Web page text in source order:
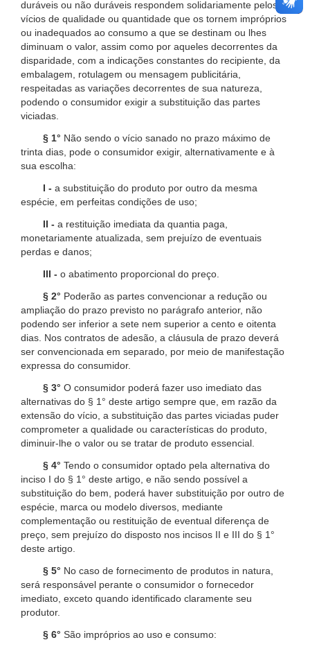
duráveis ou não duráveis respondem solidariamente pelos
vícios de qualidade ou quantidade que os tornem impróprios
ou inadequados ao consumo a que se destinam ou lhes
diminuam o valor, assim como por aqueles decorrentes da
disparidade, com a indicações constantes do recipiente, da
embalagem, rotulagem ou mensagem publicitária,
respeitadas as variações decorrentes de sua natureza,
podendo o consumidor exigir a substituição das partes
viciadas.
§ 1° Não sendo o vício sanado no prazo máximo de
trinta dias, pode o consumidor exigir, alternativamente e à
sua escolha:
I - a substituição do produto por outro da mesma
espécie, em perfeitas condições de uso;
II - a restituição imediata da quantia paga,
monetariamente atualizada, sem prejuízo de eventuais
perdas e danos;
III - o abatimento proporcional do preço.
§ 2° Poderão as partes convencionar a redução ou
ampliação do prazo previsto no parágrafo anterior, não
podendo ser inferior a sete nem superior a cento e oitenta
dias. Nos contratos de adesão, a cláusula de prazo deverá
ser convencionada em separado, por meio de manifestação
expressa do consumidor.
§ 3° O consumidor poderá fazer uso imediato das
alternativas do § 1° deste artigo sempre que, em razão da
extensão do vício, a substituição das partes viciadas puder
comprometer a qualidade ou características do produto,
diminuir-lhe o valor ou se tratar de produto essencial.
§ 4° Tendo o consumidor optado pela alternativa do
inciso I do § 1° deste artigo, e não sendo possível a
substituição do bem, poderá haver substituição por outro de
espécie, marca ou modelo diversos, mediante
complementação ou restituição de eventual diferença de
preço, sem prejuízo do disposto nos incisos II e III do § 1°
deste artigo.
§ 5° No caso de fornecimento de produtos in natura,
será responsável perante o consumidor o fornecedor
imediato, exceto quando identificado claramente seu
produtor.
§ 6° São impróprios ao uso e consumo: